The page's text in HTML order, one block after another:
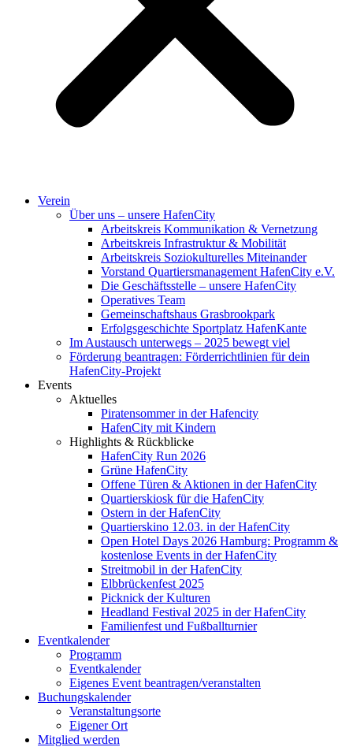
Verein
Über uns – unsere HafenCity
Arbeitskreis Kommunikation & Vernetzung
Arbeitskreis Infrastruktur & Mobilität
Arbeitskreis Soziokulturelles Miteinander
Vorstand Quartiersmanagement HafenCity e.V.
Die Geschäftsstelle – unsere HafenCity
Operatives Team
Gemeinschaftshaus Grasbrookpark
Erfolgsgeschichte Sportplatz HafenKante
Im Austausch unterwegs – 2025 bewegt viel
Förderung beantragen: Förderrichtlinien für dein
HafenCity-Projekt
Events
Aktuelles
Piratensommer in der Hafencity
HafenCity mit Kindern
Highlights & Rückblicke
HafenCity Run 2026
Grüne HafenCity
Offene Türen & Aktionen in der HafenCity
Quartierskiosk für die HafenCity
Ostern in der HafenCity
Quartierskino 12.03. in der HafenCity
Open Hotel Days 2026 Hamburg: Programm &
kostenlose Events in der HafenCity
Streitmobil in der HafenCity
Elbbrückenfest 2025
Picknick der Kulturen
Headland Festival 2025 in der HafenCity
Familienfest und Fußballturnier
Eventkalender
Programm
Eventkalender
Eigenes Event beantragen/veranstalten
Buchungskalender
Veranstaltungsorte
Eigener Ort
Mitglied werden